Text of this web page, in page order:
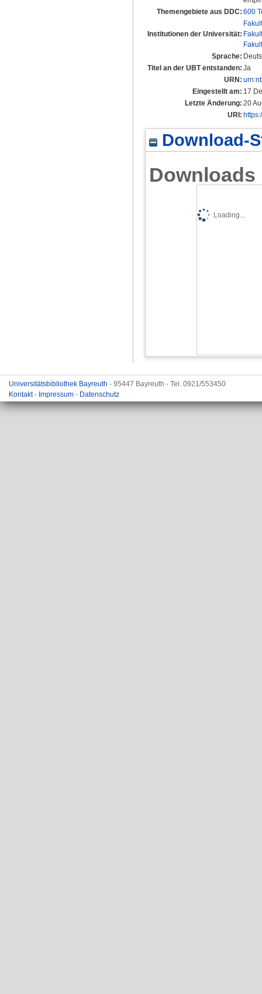
Themengebiete aus DDC: 600
Institutionen der Universität:
Sprache:
Titel an der UBT entstanden: Ja
URN:
Eingestellt am: 17
Letzte Änderung: 20
URI:
Download-
Downloads
Loading...
Universitätsbibliothek Bayreuth - 95447 Bayreuth - Tel. 0921/553450
Kontakt- Impressum - Datenschutz